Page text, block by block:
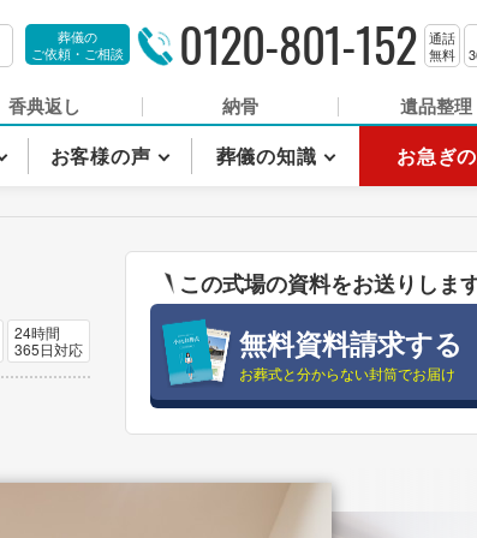
葬儀の
ご依頼・ご相談
0120-801-152
通話
無料
香典返し 納骨 遺品整理
お客様の声 葬儀の知識 お急ぎ
24時間
365日対応
この式場の資料をお送りしま
無料資料請求する
お葬式と分からない封筒でお届け